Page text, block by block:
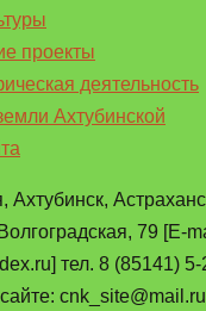
проекты
деятельность
Ахтубинской
Ахтубинск,
79 [E-
тел. 8 (85141)
cnk_site@mail.ru